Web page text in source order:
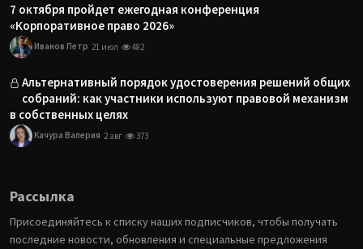
7 октября пройдет ежегодная конференция
«Корпоративное право 2026»
Иванов Петр 21 июл 482
Альтернативный порядок удостоверения решений общих
собраний: как участники используют правовой механизм
в собственных целях
Качура Валерия 2 авг 373
Рассылка
Присоединяйтесь к списку наших подписчиков, чтобы получать
последние новости, обновления и специальные предложения